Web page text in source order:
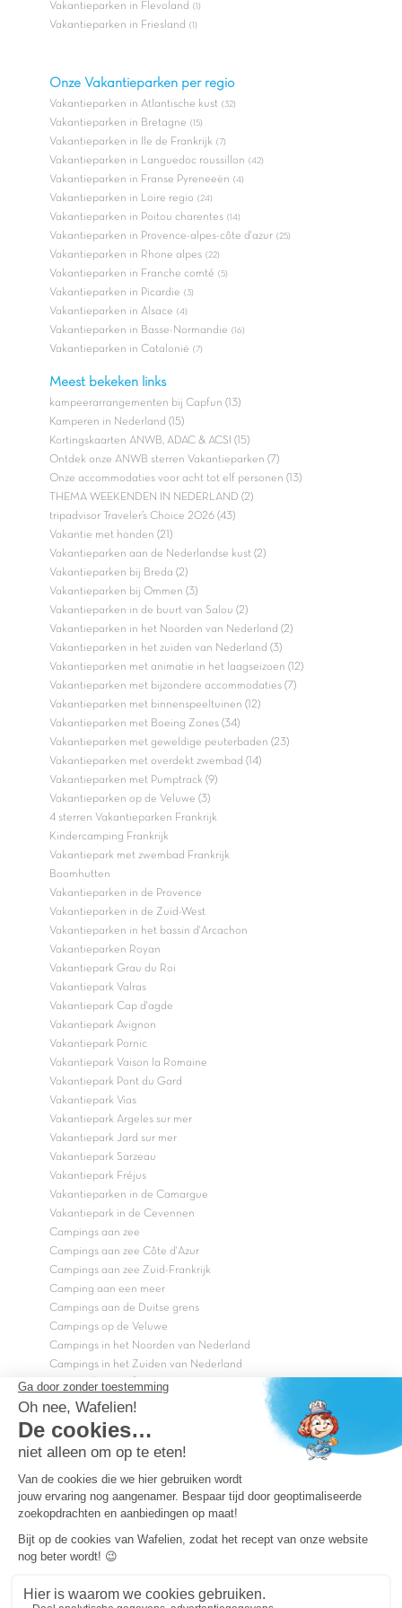
Vakantieparken in Flevoland (1)
Vakantieparken in Friesland (1)
Onze Vakantieparken per regio
Vakantieparken in Atlantische kust (32)
Vakantieparken in Bretagne (15)
Vakantieparken in Ile de Frankrijk (7)
Vakantieparken in Languedoc roussillon (42)
Vakantieparken in Franse Pyreneeën (4)
Vakantieparken in Loire regio (24)
Vakantieparken in Poitou charentes (14)
Vakantieparken in Provence-alpes-côte d'azur (25)
Vakantieparken in Rhone alpes (22)
Vakantieparken in Franche comté (5)
Vakantieparken in Picardie (3)
Vakantieparken in Alsace (4)
Vakantieparken in Basse-Normandie (16)
Vakantieparken in Catalonië (7)
Meest bekeken links
kampeerarrangementen bij Capfun (13)
Kamperen in Nederland (15)
Kortingskaarten ANWB, ADAC & ACSI (15)
Ontdek onze ANWB sterren Vakantieparken (7)
Onze accommodaties voor acht tot elf personen (13)
THEMA WEEKENDEN IN NEDERLAND (2)
tripadvisor Traveler’s Choice 2026 (43)
Vakantie met honden (21)
Vakantieparken aan de Nederlandse kust (2)
Vakantieparken bij Breda (2)
Vakantieparken bij Ommen (3)
Vakantieparken in de buurt van Salou (2)
Vakantieparken in het Noorden van Nederland (2)
Vakantieparken in het zuiden van Nederland (3)
Vakantieparken met animatie in het laagseizoen (12)
Vakantieparken met bijzondere accommodaties (7)
Vakantieparken met binnenspeeltuinen (12)
Vakantieparken met Boeing Zones (34)
Vakantieparken met geweldige peuterbaden (23)
Vakantieparken met overdekt zwembad (14)
Vakantieparken met Pumptrack (9)
Vakantieparken op de Veluwe (3)
4 sterren Vakantieparken Frankrijk
Kindercamping Frankrijk
Vakantiepark met zwembad Frankrijk
Boomhutten
Vakantieparken in de Provence
Vakantieparken in de Zuid-West
Vakantieparken in het bassin d'Arcachon
Vakantieparken Royan
Vakantiepark Grau du Roi
Vakantiepark Valras
Vakantiepark Cap d'agde
Vakantiepark Avignon
Vakantiepark Pornic
Vakantiepark Vaison la Romaine
Vakantiepark Pont du Gard
Vakantiepark Vias
Vakantiepark Argeles sur mer
Vakantiepark Jard sur mer
Vakantiepark Sarzeau
Vakantiepark Fréjus
Vakantieparken in de Camargue
Vakantiepark in de Cevennen
Campings aan zee
Campings aan zee Côte d'Azur
Campings aan zee Zuid-Frankrijk
Camping aan een meer
Campings aan de Duitse grens
Campings op de Veluwe
Campings in het Noorden van Nederland
Campings in het Zuiden van Nederland
Copyright Capfun 2026 ©
Bij Capfun solliciteren
Veelgestelde vragen
Dutchbox Vakantiepark
Superdeals
Capfun in de media
Carabouille.nl
Wettelijke bepalingen
Algemene reisvoorwaarden
Persvragen? mail persvragen@capfun.com